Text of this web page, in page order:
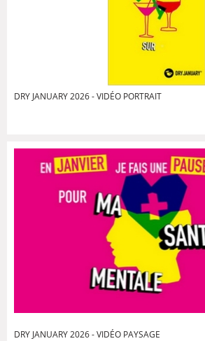
DRY JANUARY 2026 - VIDÉO PORTRAIT
DRY JANUARY 2026 - VIDÉO PAYSAGE